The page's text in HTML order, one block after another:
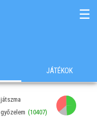
☰
JÁTÉKOK
játszma
győzelem (10407)